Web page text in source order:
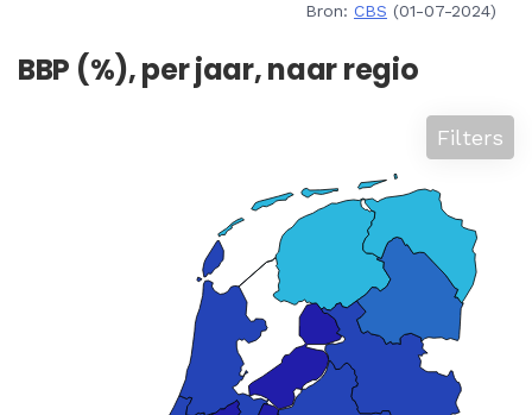
Bron: CBS (01-07-2024)
BBP (%), per jaar, naar regio
Filters